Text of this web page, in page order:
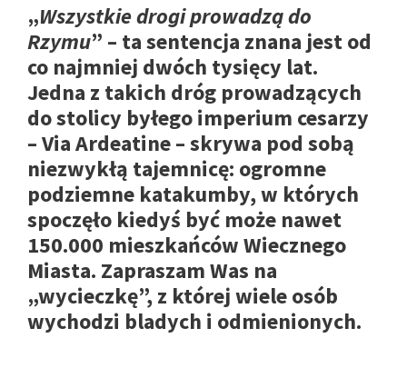
„Wszystkie drogi prowadzą do
Rzymu” – ta sentencja znana jest od
co najmniej dwóch tysięcy lat.
Jedna z takich dróg prowadzących
do stolicy byłego imperium cesarzy
– Via Ardeatine – skrywa pod sobą
niezwykłą tajemnicę: ogromne
podziemne katakumby, w których
spoczęło kiedyś być może nawet
150.000 mieszkańców Wiecznego
Miasta. Zapraszam Was na
„wycieczkę”, z której wiele osób
wychodzi bladych i odmienionych.